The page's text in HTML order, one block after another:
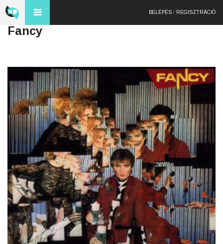
BELÉPÉS / REGISZTRÁCIÓ
Fancy